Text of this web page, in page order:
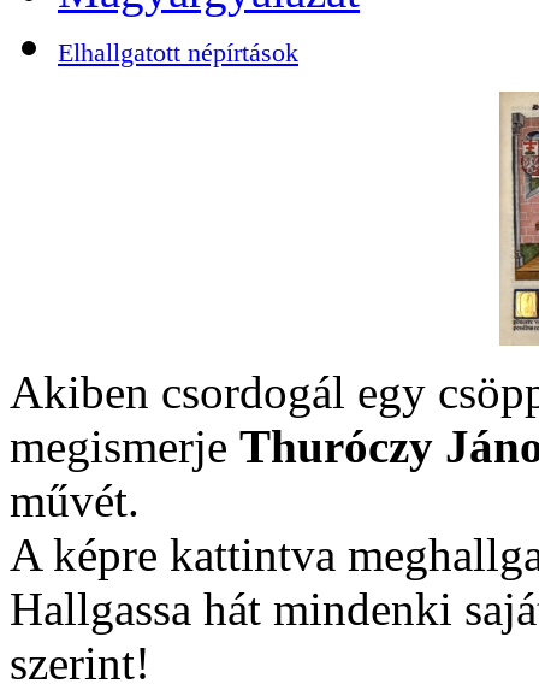
Elhallgatott népírtások
Akiben csordogál egy
megismerje Thuróczy
művét.
A képre kattintva
Hallgassa hát mindenki
szerint!